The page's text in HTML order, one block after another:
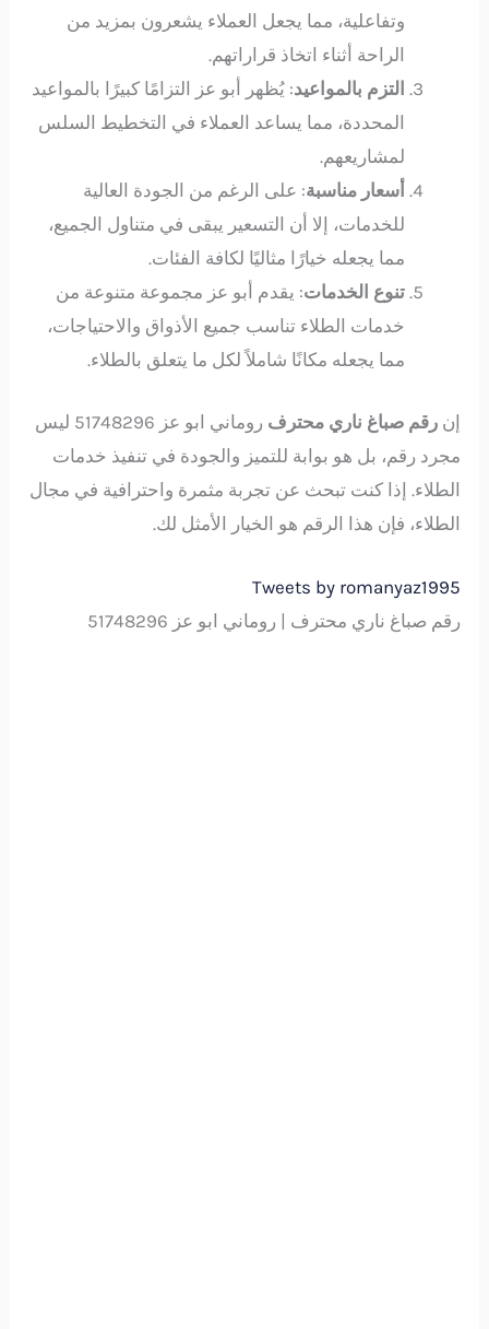
وتفاعلية، مما يجعل العملاء يشعرون بمزيد من
الراحة أثناء اتخاذ قراراتهم.
التزم بالمواعيد: يُظهر أبو عز التزامًا كبيرًا بالمواعيد
المحددة، مما يساعد العملاء في التخطيط السلس
لمشاريعهم.
أسعار مناسبة: على الرغم من الجودة العالية
للخدمات، إلا أن التسعير يبقى في متناول الجميع،
مما يجعله خيارًا مثاليًا لكافة الفئات.
تنوع الخدمات: يقدم أبو عز مجموعة متنوعة من
خدمات الطلاء تناسب جميع الأذواق والاحتياجات،
مما يجعله مكانًا شاملاً لكل ما يتعلق بالطلاء.
إنرقم صباغ ناري محترف
روماني ابو عز 51748296 ليس
مجرد رقم، بل هو بوابة للتميز والجودة في تنفيذ خدمات
الطلاء. إذا كنت تبحث عن تجربة مثمرة واحترافية في مجال
الطلاء، فإن هذا الرقم هو الخيار الأمثل لك.
Tweets by romanyaz1995
رقم صباغ ناري محترف | روماني ابو عز 51748296